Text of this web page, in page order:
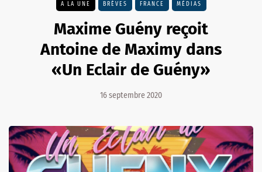
A LA UNE BRÈVES FRANCE MÉDIAS
Maxime Guény reçoit
Antoine de Maximy dans
«Un Eclair de Guény»
16 septembre 2020